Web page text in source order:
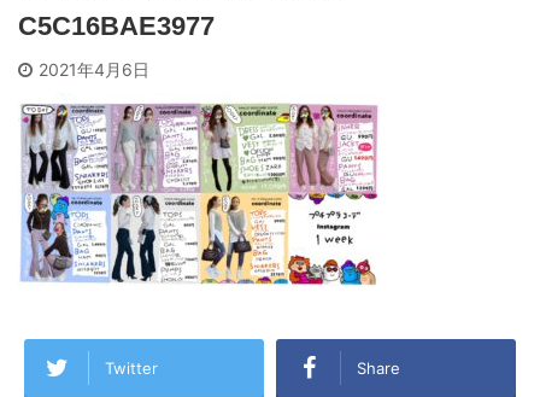
C5C16BAE3977
2021年4月6日
Twitter Share